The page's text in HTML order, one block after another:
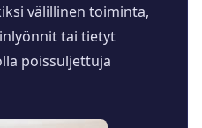
välillinen toiminta,
tai tietyt
poissuljettuja